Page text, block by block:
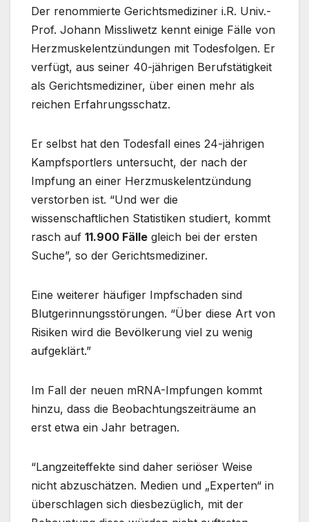
Der renommierte Gerichtsmediziner i.R. Univ.-
Prof. Johann Missliwetz kennt einige Fälle von
Herzmuskelentzündungen mit Todesfolgen. Er
verfügt, aus seiner 40-jährigen Berufstätigkeit
als Gerichtsmediziner, über einen mehr als
reichen Erfahrungsschatz.
Er selbst hat den Todesfall eines 24-jährigen
Kampfsportlers untersucht, der nach der
Impfung an einer Herzmuskelentzündung
verstorben ist. “Und wer die
wissenschaftlichen Statistiken studiert, kommt
rasch auf 11.900 Fälle gleich bei der ersten
Suche”, so der Gerichtsmediziner.
Eine weiterer häufiger Impfschaden sind
Blutgerinnungsstörungen. “Über diese Art von
Risiken wird die Bevölkerung viel zu wenig
aufgeklärt.”
Im Fall der neuen mRNA-Impfungen kommt
hinzu, dass die Beobachtungszeiträume an
erst etwa ein Jahr betragen.
“Langzeiteffekte sind daher seriöser Weise
nicht abzuschätzen. Medien und „Experten“ in
überschlagen sich diesbezüglich, mit der